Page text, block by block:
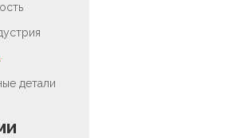
детали